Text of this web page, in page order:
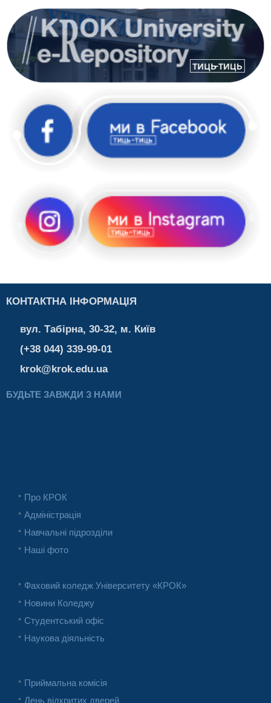
КОНТАКТНА ІНФОРМАЦІЯ
вул. Табірна, 30-32, м. Київ
(+38 044) 339-99-01
krok@krok.edu.ua
БУДЬТЕ ЗАВЖДИ З НАМИ
Про КРОК
Адміністрація
Навчальні підрозділи
Наші фото
Фаховий коледж Університету «КРОК»
Новини Коледжу
Студентський офіс
Наукова діяльність
Приймальна комісія
День відкритих дверей